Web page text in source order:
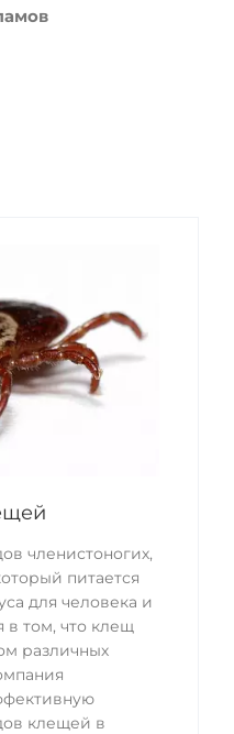
членистоногих,
питается
для человека и
в том, что клещ
различных
клещей в